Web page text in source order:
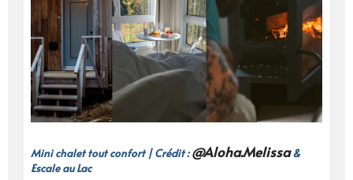
Mini chalet tout confort | Crédit :@Aloha.Melissa&
Escale au Lac